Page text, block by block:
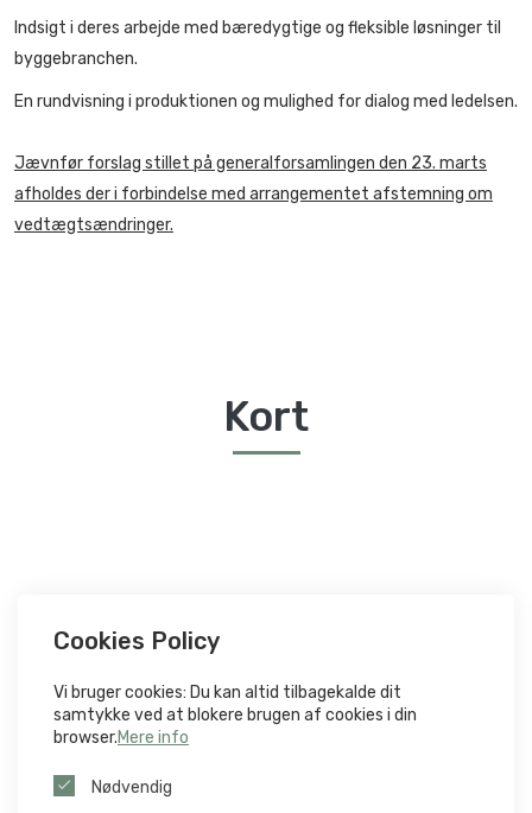
Indsigt i deres arbejde med bæredygtige og fleksible løsninger til
byggebranchen.
En rundvisning i produktionen og mulighed for dialog med ledelsen.
Jævnfør forslag stillet på generalforsamlingen den 23. marts
afholdes der i forbindelse med arrangementet afstemning om
vedtægtsændringer.
Kort
Cookies Policy
Vi bruger cookies: Du kan altid tilbagekalde dit
samtykke ved at blokere brugen af ​​cookies i din
browser.Mere info
Nødvendig